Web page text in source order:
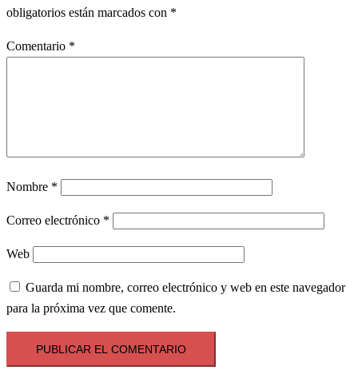
obligatorios están marcados con *
Comentario *
Nombre *
Correo electrónico *
Web
Guarda mi nombre, correo electrónico y web en este navegador
para la próxima vez que comente.